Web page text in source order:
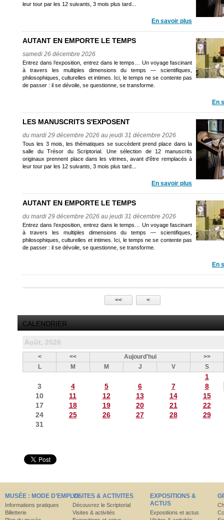
leur tour par les 12 suivants, 3 mois plus tard...
En savoir plus
AUTANT EN EMPORTE LE TEMPS
samedi 26 décembre 2026
Entrez dans l’exposition, entrez dans le temps… Un voyage fascinant
à travers les multiples dimensions du temps — scientifiques,
philosophiques, culturelles et intimes. Ici, le temps ne se contente pas
de passer : il se dévoile, se questionne, se transforme.
En
LES MANUSCRITS S'EXPOSENT
du mardi 29 décembre 2026 au jeudi 31 décembre 2026
Tous les 3 mois, les thématiques se succèdent prend place dans la
salle du Trésor du Scriptorial. Une sélection de 12 manuscrits
originaux prennent place dans les vitrines, avant d'être remplacés à
leur tour par les 12 suivants, 3 mois plus tard...
En savoir plus
AUTANT EN EMPORTE LE TEMPS
du mardi 29 décembre 2026 au jeudi 31 décembre 2026
Entrez dans l’exposition, entrez dans le temps… Un voyage fascinant
à travers les multiples dimensions du temps — scientifiques,
philosophiques, culturelles et intimes. Ici, le temps ne se contente pas
de passer : il se dévoile, se questionne, se transforme.
En
<< <
CALENDRIER
Août, 2026
< << Aujourd'hui
>>
L
M M J V S
1
3
4 5 6 7
8
10
11 12 13 14
15
17
18 19 20 21
22
24
25 26 27 28
29
31
MUSÉE : MODE D’EMPLOI
Informations pratiques
Billetterie
VISITES & ACTIVITES
Découvrez le Scriptorial
Visites & activités
EXPOSITIONS &
ACTUS
Expositions et actus